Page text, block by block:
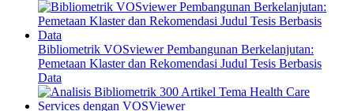
Bibliometrik VOSviewer Pembangunan Berkelanjutan:
Pemetaan Klaster dan Rekomendasi Judul Tesis Berbasis
Data